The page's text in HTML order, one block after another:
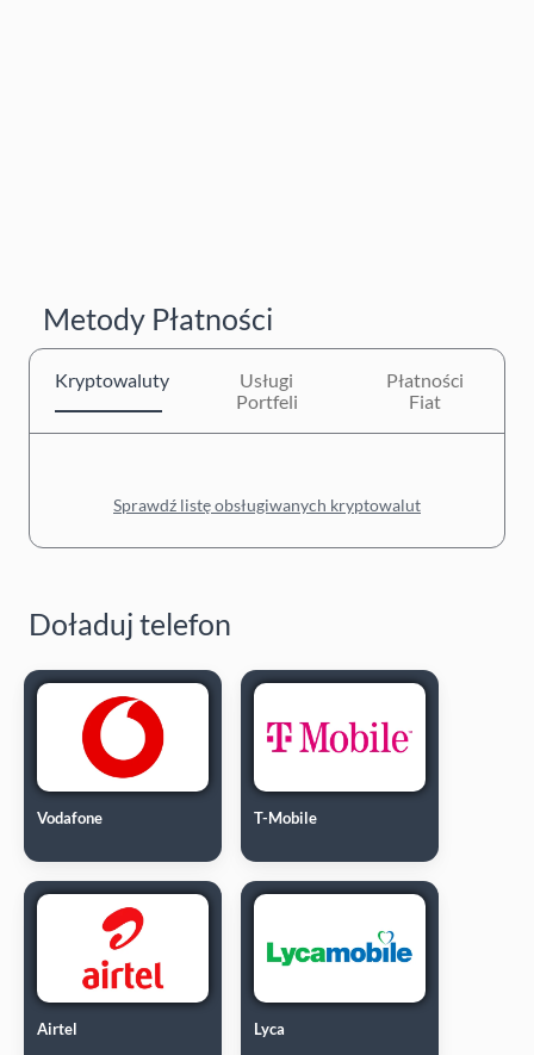
Metody Płatności
Kryptowaluty
Usługi
Portfeli
Płatności
Fiat
Sprawdź listę obsługiwanych kryptowalut
Doładuj telefon
Vodafone T-Mobile
Airtel Lyca